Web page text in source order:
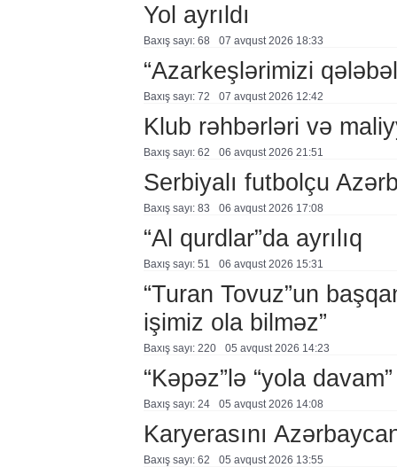
Yol ayrıldı
Baxış sayı: 68 07 avqust 2026 18:33
“Azarkeşlərimizi
Baxış sayı: 72 07 avqust 2026 12:42
Klub rəhbərləri və
Baxış sayı: 62 06 avqust 2026 21:51
Serbiyalı futbolçu
Baxış sayı: 83 06 avqust 2026 17:08
“Al qurdlar”da ayrılıq
Baxış sayı: 51 06 avqust 2026 15:31
“Turan Tovuz”un
işimiz ola bilməz”
Baxış sayı: 220 05 avqust 2026 14:23
“Kəpəz”lə “yola
Baxış sayı: 24 05 avqust 2026 14:08
Karyerasını
Baxış sayı: 62 05 avqust 2026 13:55